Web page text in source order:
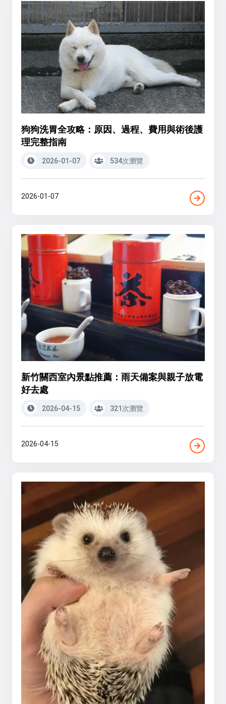
狗狗洗胃全攻略：原因、過程、費用與術後護
理完整指南
2026-01-07 534次瀏覽
2026-01-07
新竹關西室內景點推薦：雨天備案與親子放電
好去處
2026-04-15 321次瀏覽
2026-04-15